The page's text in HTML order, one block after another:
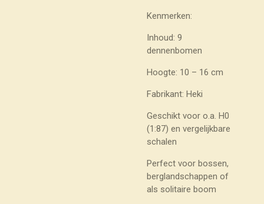
Kenmerken:
Inhoud: 9
dennenbomen
Hoogte: 10 – 16 cm
Fabrikant: Heki
Geschikt voor o.a. H0
(1:87) en vergelijkbare
schalen
Perfect voor bossen,
berglandschappen of
als solitaire boom